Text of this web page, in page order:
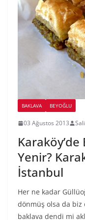
BAKLAVA BEYOĞLU
03 Ağustos 2013
Yenir?
İstanbul
Her ne kadar
dönmüş olsa da biz
baklava dendi mi